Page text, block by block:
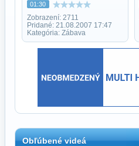
01:30
Zobrazení: 2711
Pridané: 21.08.2007 17:47
Kategória: Zábava
Obľúbené videá